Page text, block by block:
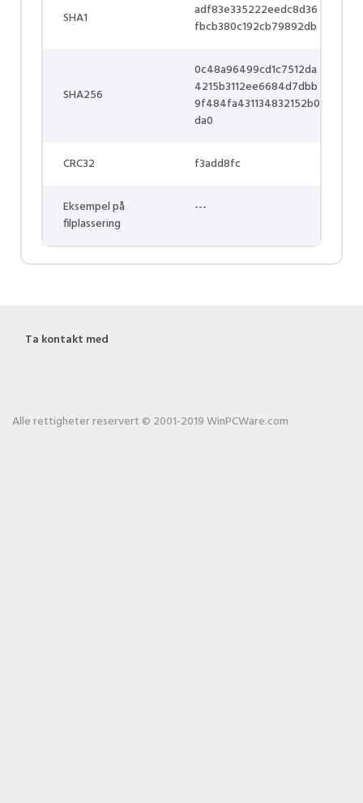
SHA1
adf83e335222eedc8d36
fbcb380c192cb79892db
SHA256
0c48a96499cd1c7512da
4215b3112ee6684d7dbb
9f484fa431134832152b0
da0
CRC32 f3add8fc
Eksempel på
filplassering
---
Ta kontakt med
Alle rettigheter reservert © 2001-2019 WinPCWare.com